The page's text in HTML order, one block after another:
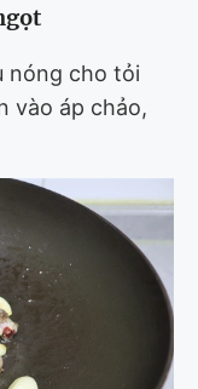
nóng cho tỏi
vào áp chảo,